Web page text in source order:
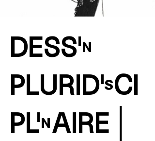
DESSIN
PLURIDISCI
PLINAIRE│